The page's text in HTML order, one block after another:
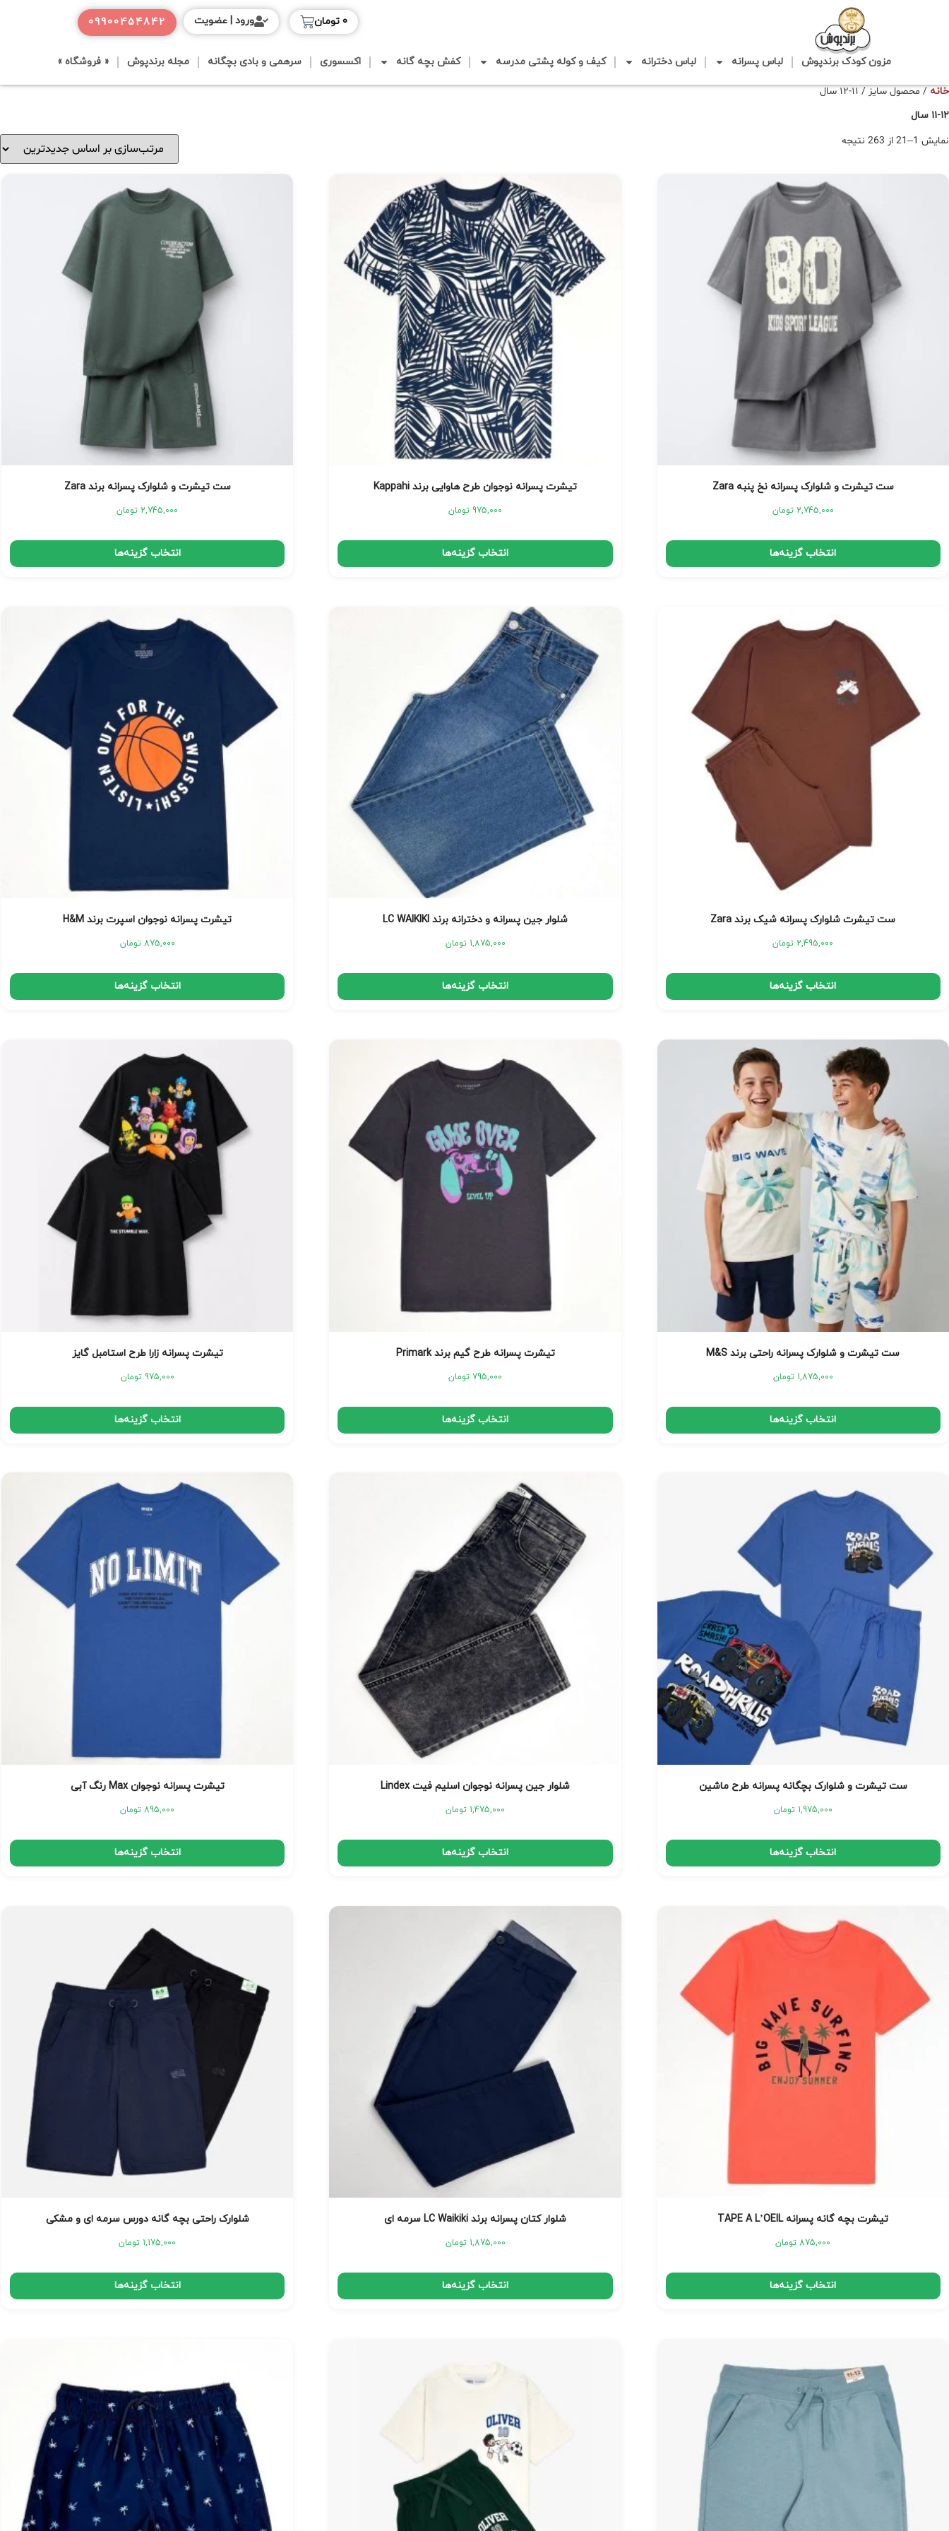
مزون کودک برندپوش لباس پسرانه لباس دخترانه کیف و کوله پشتی مدرسه کفش بچه گانه اکسسوری سرهمی و بادی بچگانه مجله برندپوش « فروشگاه »
0 تومان 09900454842 ورود | عضویت
خانه/ محصول سایز / ۱۱-۱۲ سال
۱۱-۱۲ سال
نمایش 1–21 از 263 نتیجه
ست تیشرت و شلوارک پسرانه نخ پنبه Zara
2,745,000 تومان
انتخاب گزینه‌ها
تیشرت پسرانه نوجوان طرح هاوایی برند Kappahi
975,000 تومان
انتخاب گزینه‌ها
ست تیشرت و شلوارک پسرانه برند Zara
2,745,000 تومان
انتخاب گزینه‌ها
ست تیشرت شلوارک پسرانه شیک برند Zara
2,495,000 تومان
انتخاب گزینه‌ها
شلوار جین پسرانه و دخترانه برند LC WAIKIKI
1,875,000 تومان
انتخاب گزینه‌ها
تیشرت پسرانه نوجوان اسپرت برند H&M
875,000 تومان
انتخاب گزینه‌ها
ست تیشرت و شلوارک پسرانه راحتی برند M&S
1,875,000 تومان
انتخاب گزینه‌ها
تیشرت پسرانه طرح گیم برند Primark
795,000 تومان
انتخاب گزینه‌ها
تیشرت پسرانه زارا طرح استامبل گایز
975,000 تومان
انتخاب گزینه‌ها
ست تیشرت و شلوارک بچگانه پسرانه طرح ماشین
1,975,000 تومان
انتخاب گزینه‌ها
شلوار جین پسرانه نوجوان اسلیم فیت Lindex
1,475,000 تومان
انتخاب گزینه‌ها
تیشرت پسرانه نوجوان Max رنگ آبی
895,000 تومان
انتخاب گزینه‌ها
تیشرت بچه گانه پسرانه TAPE A L’OEIL
875,000 تومان
انتخاب گزینه‌ها
شلوار کتان پسرانه برند LC Waikiki سرمه ای
1,875,000 تومان
انتخاب گزینه‌ها
شلوارک راحتی بچه گانه دورس سرمه ای و مشکی
1,175,000 تومان
انتخاب گزینه‌ها